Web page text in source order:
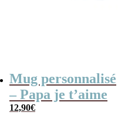
Mug personnalisé
– Papa je t’aime
12,90€